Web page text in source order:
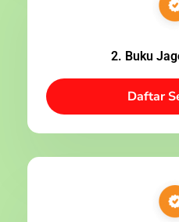
2. Buku
Daftar